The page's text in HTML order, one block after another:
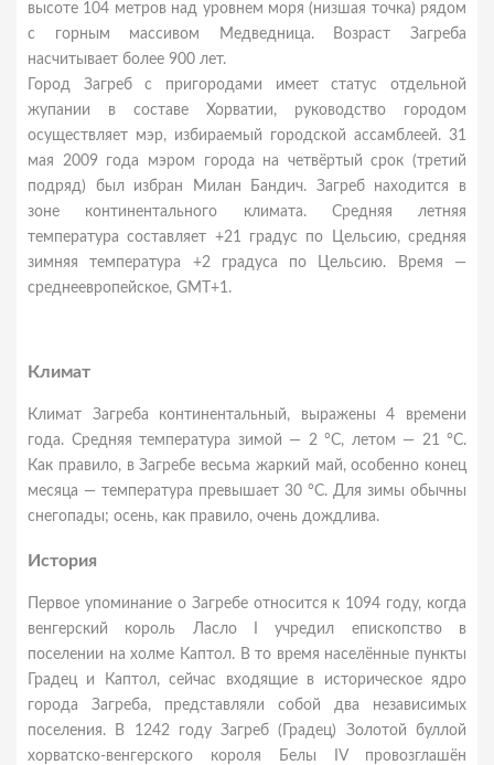
высоте 104 метров над уровнем моря (низшая точка) рядом
с горным массивом Медведница. Возраст Загреба
насчитывает более 900 лет.
Город Загреб с пригородами имеет статус отдельной
жупании в составе Хорватии, руководство городом
осуществляет мэр, избираемый городской ассамблеей. 31
мая 2009 года мэром города на четвёртый срок (третий
подряд) был избран Милан Бандич. Загреб находится в
зоне континентального климата. Средняя летняя
температура составляет +21 градус по Цельсию, средняя
зимняя температура +2 градуса по Цельсию. Время —
среднеевропейское, GMT+1.
Климат
Климат Загреба континентальный, выражены 4 времени
года. Средняя температура зимой — 2 °C, летом — 21 °C.
Как правило, в Загребе весьма жаркий май, особенно конец
месяца — температура превышает 30 °C. Для зимы обычны
снегопады; осень, как правило, очень дождлива.
История
Первое упоминание о Загребе относится к 1094 году, когда
венгерский король Ласло I учредил епископство в
поселении на холме Каптол. В то время населённые пункты
Градец и Каптол, сейчас входящие в историческое ядро
города Загреба, представляли собой два независимых
поселения. В 1242 году Загреб (Градец) Золотой буллой
хорватско-венгерского короля Белы IV провозглашён